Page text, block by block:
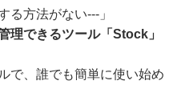
る方法がない---」
理できるツール「Stock」
で、誰でも簡単に使い始め